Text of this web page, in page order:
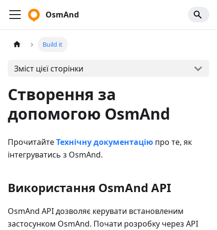
OsmAnd
Build it
Зміст цієї сторінки
Створення за
допомогою OsmAnd
ПрочитайтеТехнічну документацію про те, як
інтегруватись з OsmAnd.
Використання OsmAnd API
OsmAnd API дозволяє керувати встановленим
застосунком OsmAnd. Почати розробку через API